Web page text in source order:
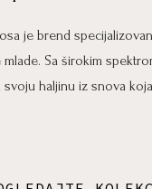
je brend
mlade. Sa širokim
svoju haljinu iz snova